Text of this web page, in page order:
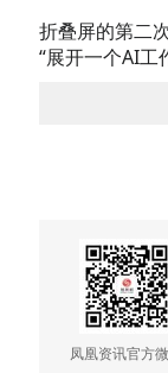
折叠屏的第二
“展开一个AI工
凤凰资讯官方